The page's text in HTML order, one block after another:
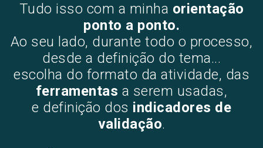
Tudo isso com a minha orientação
ponto a ponto.
Ao seu lado, durante todo o processo,
desde a definição do tema...
escolha do formato da atividade, das
ferramentas a serem usadas,
e definição dos indicadores de
validação.